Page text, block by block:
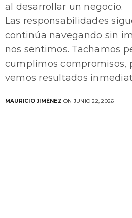
al desarrollar un negocio.
Las responsabilidades
continúa navegando sin
nos sentimos. Tachamos
cumplimos compromisos,
vemos resultados
MAURICIO JIMÉNEZ ON JUNIO 22, 2026